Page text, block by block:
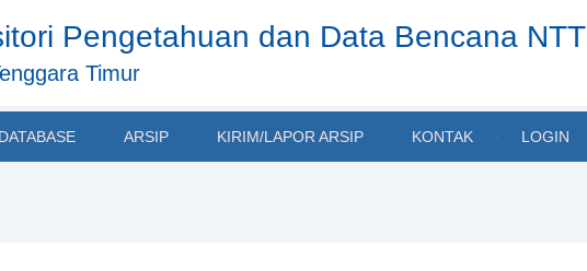
Pengetahuan dan Data Bencana NTT
Timur
DATABASE ARSIP KIRIM/LAPOR ARSIP KONTAK LOGIN